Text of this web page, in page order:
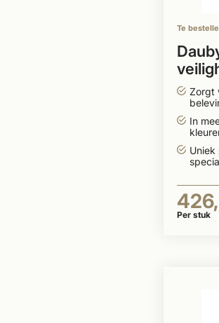
Te
''Bol-
Zorgt
In
Per stuk